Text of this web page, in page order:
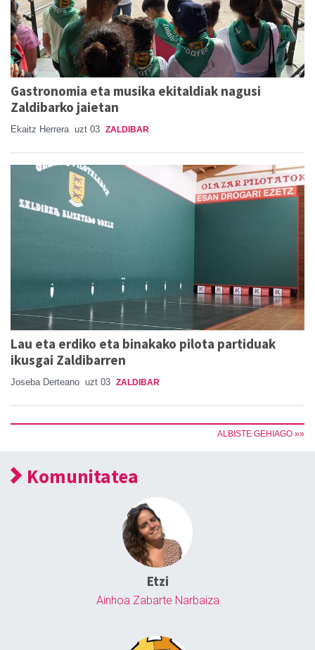
Gastronomia eta musika ekitaldiak nagusi
Zaldibarko jaietan
Ekaitz Herrera uzt 03 ZALDIBAR
Lau eta erdiko eta binakako pilota partiduak
ikusgai Zaldibarren
Joseba Derteano uzt 03 ZALDIBAR
ALBISTE GEHIAGO »»
Komunitatea
Etzi
Ainhoa Zabarte Narbaiza